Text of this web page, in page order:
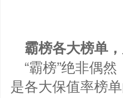
霸榜各大榜单
“霸榜”绝非偶
是各大保值率榜单